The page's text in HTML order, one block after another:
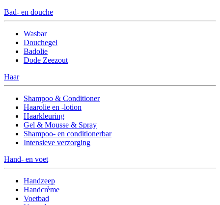
Bad- en douche
Wasbar
Douchegel
Badolie
Dode Zeezout
Haar
Shampoo & Conditioner
Haarolie en -lotion
Haarkleuring
Gel & Mousse & Spray
Shampoo- en conditionerbar
Intensieve verzorging
Hand- en voet
Handzeep
Handcrème
Voetbad